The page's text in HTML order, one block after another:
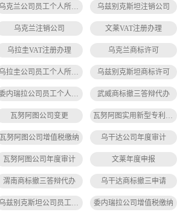
乌克兰公司员工个人所得税缴纳 乌兹别克斯坦注销公司
乌克兰注销公司 文莱VAT注册办理
乌拉圭VAT注册办理 乌克兰商标许可
乌拉圭公司员工个人所得税缴纳 乌兹别克斯坦商标许可
委内瑞拉公司员工个人所得税缴纳 武威商标撤三答辩代办
瓦努阿图公司变更 瓦努阿图实用新型专利申请
瓦努阿图公司增值税缴纳 乌干达公司年度审计
瓦努阿图公司年度审计 文莱年度申报
渭南商标撤三答辩代办 乌干达商标撤三申请
乌兹别克斯坦公司员工社保缴纳 委内瑞拉公司增值税缴纳